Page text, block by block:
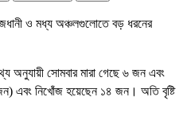
ও মধ্য অঞ্চলগুলোতে বড় ধরনের
অনুযায়ী সোমবার মারা গেছে ৬ জন এবং
এবং নিখোঁজ হয়েছেন ১৪ জন। অতি বৃষ্টি